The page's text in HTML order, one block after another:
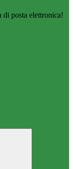
di posta elettronica!